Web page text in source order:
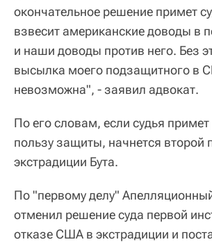
окончательное решение примет
взвесит американские доводы в
и наши доводы против него. Без
высылка моего подзащитного в
невозможна", - заявил адвокат.
По его словам, если судья
пользу защиты, начнется второй
экстрадиции Бута.
По "первому делу"
отменил решение суда первой
отказе США в экстрадиции и